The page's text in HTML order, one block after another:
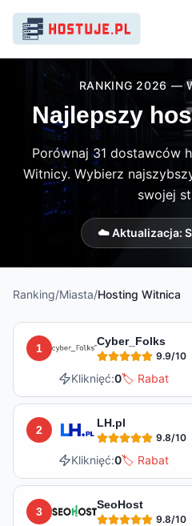
RANKING 2026 —
Najlepszy
Porównaj 31 dostawców
Witnicy. Wybierz
swojej
☁️ Aktualizacja:
Ranking/Miasta/Hosting Witnica
Lista hostingów dostępnych w
1
Cyber_Folks
9.9/10
Kliknięć:0🏷️ Rabat
2
LH.pl
9.8/10
Kliknięć:0🏷️ Rabat
3
SeoHost
9.8/10